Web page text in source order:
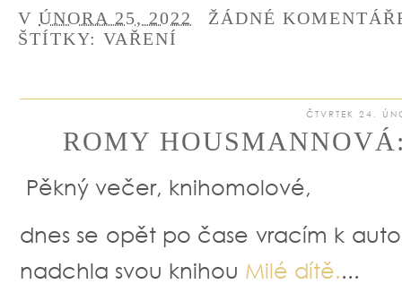
V ÚNORA 25, 2022
ŽÁDNÉ
ŠTÍTKY: VAŘENÍ
ČTVRTEK 24.
ROMY
Pěkný večer, knihomolové,
dnes se opět po čase vracím k
nadchla svou knihou Milé dítě....